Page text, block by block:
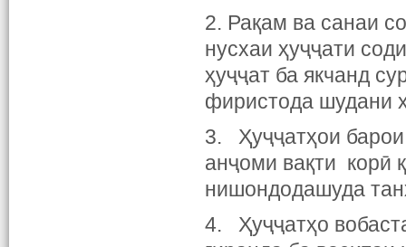
2. Рақам ва санаи
нусхаи ҳуҷҷати
ҳуҷҷат ба якчанд
фиристода шудани
3. Ҳуҷҷатҳои
анҷоми вақти корӣ
нишондодашуда
4. Ҳуҷҷатҳо